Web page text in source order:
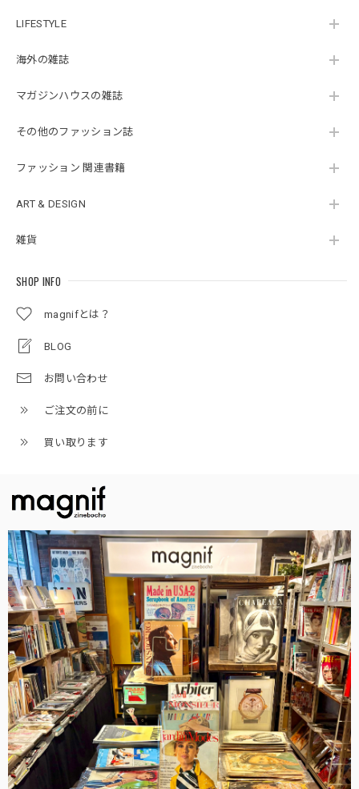
LIFESTYLE
海外の雑誌
マガジンハウスの雑誌
その他のファッション誌
ファッション 関連書籍
ART & DESIGN
雑貨
SHOP INFO
magnifとは？
BLOG
お問い合わせ
ご注文の前に
買い取ります